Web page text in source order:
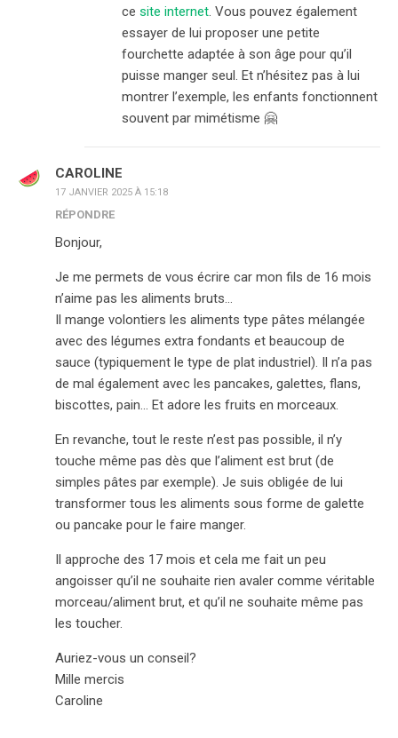
ce site internet. Vous pouvez également
essayer de lui proposer une petite
fourchette adaptée à son âge pour qu’il
puisse manger seul. Et n’hésitez pas à lui
montrer l’exemple, les enfants fonctionnent
souvent par mimétisme 🤗
CAROLINE
17 JANVIER 2025 À 15:18
RÉPONDRE
Bonjour,
Je me permets de vous écrire car mon fils de 16 mois
n’aime pas les aliments bruts…
Il mange volontiers les aliments type pâtes mélangée
avec des légumes extra fondants et beaucoup de
sauce (typiquement le type de plat industriel). Il n’a pas
de mal également avec les pancakes, galettes, flans,
biscottes, pain… Et adore les fruits en morceaux.
En revanche, tout le reste n’est pas possible, il n’y
touche même pas dès que l’aliment est brut (de
simples pâtes par exemple). Je suis obligée de lui
transformer tous les aliments sous forme de galette
ou pancake pour le faire manger.
Il approche des 17 mois et cela me fait un peu
angoisser qu’il ne souhaite rien avaler comme véritable
morceau/aliment brut, et qu’il ne souhaite même pas
les toucher.
Auriez-vous un conseil?
Mille mercis
Caroline